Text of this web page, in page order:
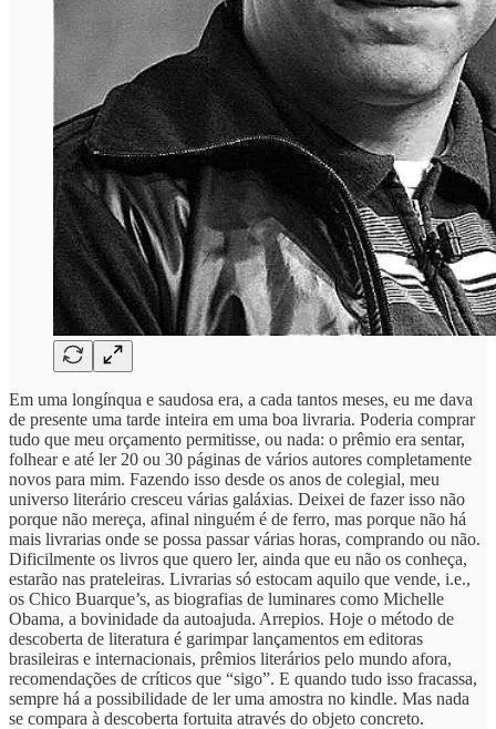
Em uma longínqua e saudosa era, a cada tantos meses, eu me dava
de presente uma tarde inteira em uma boa livraria. Poderia comprar
tudo que meu orçamento permitisse, ou nada: o prêmio era sentar,
folhear e até ler 20 ou 30 páginas de vários autores completamente
novos para mim. Fazendo isso desde os anos de colegial, meu
universo literário cresceu várias galáxias. Deixei de fazer isso não
porque não mereça, afinal ninguém é de ferro, mas porque não há
mais livrarias onde se possa passar várias horas, comprando ou não.
Dificilmente os livros que quero ler, ainda que eu não os conheça,
estarão nas prateleiras. Livrarias só estocam aquilo que vende, i.e.,
os Chico Buarque’s, as biografias de luminares como Michelle
Obama, a bovinidade da autoajuda. Arrepios. Hoje o método de
descoberta de literatura é garimpar lançamentos em editoras
brasileiras e internacionais, prêmios literários pelo mundo afora,
recomendações de críticos que “sigo”. E quando tudo isso fracassa,
sempre há a possibilidade de ler uma amostra no kindle. Mas nada
se compara à descoberta fortuita através do objeto concreto.